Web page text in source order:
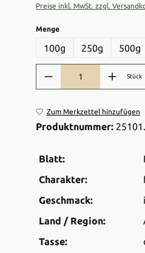
Preise inkl. MwSt. zzgl.
Mengeauswählen
100g 250g 500g
Produkt Anzahl: Gib den
Stück
Zum Merkzettel hinzufügen
Produktnummer:
Blatt:
Charakter:
Geschmack:
Land / Region:
Tasse: